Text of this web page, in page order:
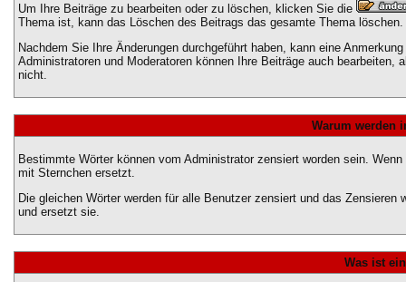
Um Ihre Beiträge zu bearbeiten oder zu löschen, klicken Sie die
Thema ist, kann das Löschen des Beitrags das gesamte Thema löschen.
Nachdem Sie Ihre Änderungen durchgeführt haben, kann eine
Administratoren und Moderatoren können Ihre Beiträge auch
nicht.
Warum werden
Bestimmte Wörter können vom Administrator zensiert worden sein.
mit Sternchen ersetzt.
Die gleichen Wörter werden für alle Benutzer zensiert und das
und ersetzt sie.
Was ist